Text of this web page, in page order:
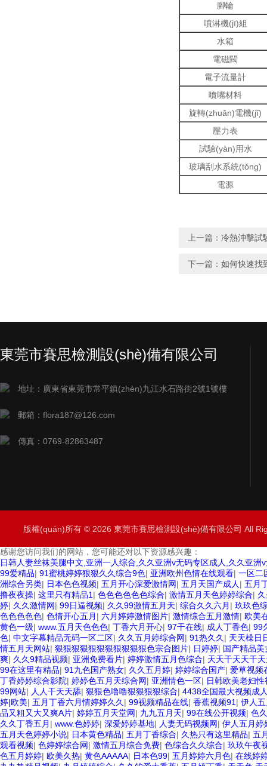
腳輪
噴淋機(jī)組
水箱
電磁閥
電子流量計
噴嘴材料
旋轉(zhuǎn)電機(jī)
壓力表
試驗(yàn)用水
玻璃刮水系統(tǒng)
電源
上一篇： 冷熱沖擊試
下一篇： 如何快速找
東莞市賽思檢測設(shè)備有限公司
地址：廣東省東莞市常平鎮(zhèn)九江水石路街2號1號樓
郵箱：flora187@126.com
傳真：0769-82863487
版權(quán)所有 © 2026 東莞市賽思檢測設(shè)備有限公司
感谢您访问我们的网站，您可能还对以下资源感兴趣：
日韩人妻丝袜美腿中文,亚洲一人综合,久久亚洲v无码专区成人,久久亚
99爱精品| 91蜜桃婷婷狠狠久久综合9色| 亚洲欧州色情在线观看| 一区二
洲综合另类| 日本色色视频| 五月开心深爱激情网| 五月天国产成人 | 五月
撸夜夜操| 这里只有精品1 | 色色色色色色综合| 激情五月天色婷婷综合|
婷| 久久激情网| 99日逼视频| 久久99激情五月天| 综合久久六月 | 玖玖色
色色色色色| 色情开心五月 | 六月婷婷激情图片| 激情综合五月激情| 欧美
黄色一级| www.五月天色色色| 丁香六月开心| 97干在线| 成人丁香色| 99
色| 中文字幕精品无码一区二区| 久久五月婷综合网| 91热久久 | 天天橾日
情五月天网站| 狠狠狠狠狠狠狠狠狠狠狠色宗合图片| 日婷婷| 国产精品美
爽| 久久9精品视频| 亚洲免费看片| 婷婷激情五月色综合| 天天干天天干
99在这里有精品| 91九色国产熟女| 久久五月婷| 婷婷综合国产| 爱草视频
丁香婷婷综合影院| 婷婷色五月天综合网| 亚洲情色一区| 日韩欧美老妇
99网站| 人人干天天舔| 狠狠色噜噜狠狠狠狠综合| 4438全国最大视频成
婷|欧美| 五月丁香六月情婷婷久久 | 99视频精品在线| 香蕉视频91 | 伊人
品又粗又大又爽A片| 婷婷五月天堂网| 九九五月天| 99在线公开视频| 色
久久丁香五月 | www.色婷婷| 深爱婷婷基地| 人妻无码视频网| 伊人五月婷
五月天色婷婷小说| 日本黄色精品| 五月丁香综合| 久热只有这里精品| 五
观看视频| 色婷婷综合网| 激情五月综合免费| 色综合久久综合| 玖玖午夜
色五月婷婷| 欧美久热| 黄色AAAAA| 日本色99| 五月婷婷六月色| 在线婷